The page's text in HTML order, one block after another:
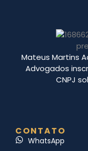
Mateus Martins
Advogados
CNPJ
CONTATO
WhatsApp